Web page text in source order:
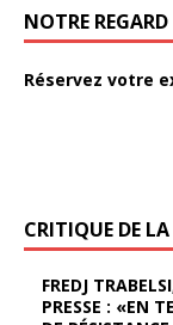
NOTRE REGARD
Réservez votre
CRITIQUE DE
FREDJ
PRESSE : «EN